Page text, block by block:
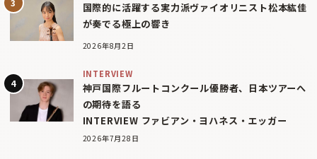
国際的に活躍する実力派ヴァイオリニスト松本紘佳
が奏でる極上の響き
2026年8月2日
INTERVIEW
神戸国際フルートコンクール優勝者、日本ツアーへ
の期待を語る
INTERVIEW ファビアン・ヨハネス・エッガー
2026年7月28日